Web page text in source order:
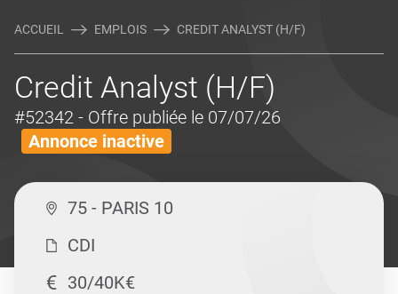
ACCUEIL EMPLOIS CREDIT ANALYST (H/F)
Credit Analyst (H/F)
#52342 - Offre publiée le 07/07/26
Annonce inactive
75 - PARIS 10
CDI
30/40K€